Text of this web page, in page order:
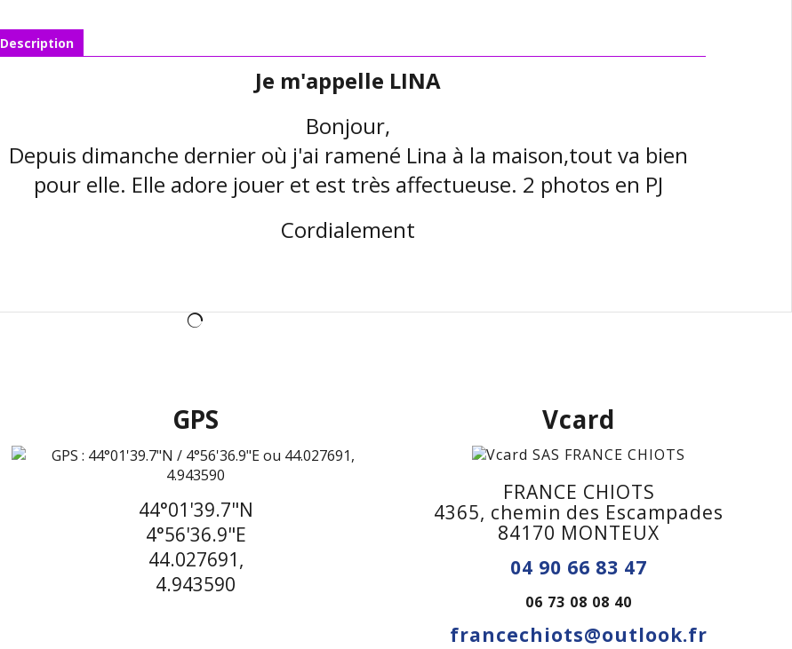
Description
Je m'appelle LINA
Bonjour,
Depuis dimanche dernier où j'ai ramené Lina à la maison,tout va bien
pour elle. Elle adore jouer et est très affectueuse. 2 photos en PJ
Cordialement
GPS
44°01'39.7"N
4°56'36.9"E
44.027691,
4.943590
Vcard
FRANCE CHIOTS
4365, chemin des Escampades
84170 MONTEUX
04 90 66 83 47
06 73 08 08 40
francechiots@outlook.fr